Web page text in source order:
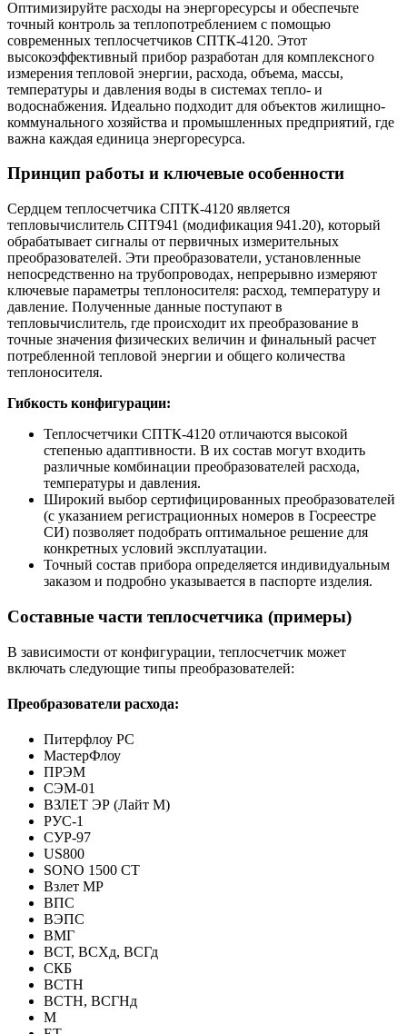
Оптимизируйте расходы на энергоресурсы и обеспечьте
точный контроль за теплопотреблением с помощью
современных теплосчетчиков СПТК-4120. Этот
высокоэффективный прибор разработан для комплексного
измерения тепловой энергии, расхода, объема, массы,
температуры и давления воды в системах тепло- и
водоснабжения. Идеально подходит для объектов жилищно-
коммунального хозяйства и промышленных предприятий, где
важна каждая единица энергоресурса.
Принцип работы и ключевые особенности
Сердцем теплосчетчика СПТК-4120 является
тепловычислитель СПТ941 (модификация 941.20), который
обрабатывает сигналы от первичных измерительных
преобразователей. Эти преобразователи, установленные
непосредственно на трубопроводах, непрерывно измеряют
ключевые параметры теплоносителя: расход, температуру и
давление. Полученные данные поступают в
тепловычислитель, где происходит их преобразование в
точные значения физических величин и финальный расчет
потребленной тепловой энергии и общего количества
теплоносителя.
Гибкость конфигурации:
Теплосчетчики СПТК-4120 отличаются высокой
степенью адаптивности. В их состав могут входить
различные комбинации преобразователей расхода,
температуры и давления.
Широкий выбор сертифицированных преобразователей
(с указанием регистрационных номеров в Госреестре
СИ) позволяет подобрать оптимальное решение для
конкретных условий эксплуатации.
Точный состав прибора определяется индивидуальным
заказом и подробно указывается в паспорте изделия.
Составные части теплосчетчика (примеры)
В зависимости от конфигурации, теплосчетчик может
включать следующие типы преобразователей:
Преобразователи расхода:
Питерфлоу РС
МастерФлоу
ПРЭМ
СЭМ-01
ВЗЛЕТ ЭР (Лайт М)
РУС-1
СУР-97
US800
SONO 1500 CT
Взлет МР
ВПС
ВЭПС
ВМГ
ВСТ, ВСХд, ВСГд
СКБ
ВСТН
ВСТН, ВСГНд
M